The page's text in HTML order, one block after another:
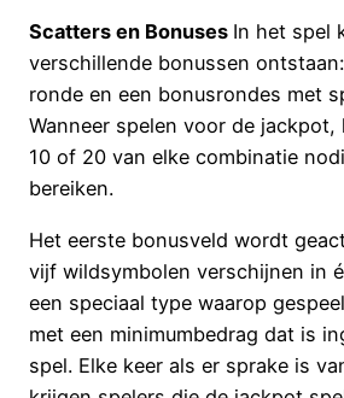
Scatters en Bonuses In het spel
verschillende bonussen
ronde en een bonusrondes met
Wanneer spelen voor de jackpot,
10 of 20 van elke combinatie
bereiken.
Het eerste bonusveld wordt
vijf wildsymbolen verschijnen in
een speciaal type waarop
met een minimumbedrag dat is
spel. Elke keer als er sprake is